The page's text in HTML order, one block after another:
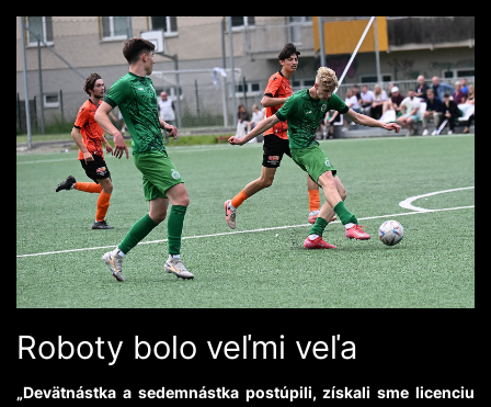
Roboty bolo veľmi veľa
„Devätnástka a sedemnástka postúpili, získali sme licenciu